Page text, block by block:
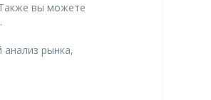
вы можете
рынка,